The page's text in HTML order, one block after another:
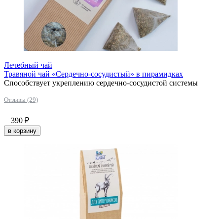
Лечебный чай
Травяной чай «Сердечно-сосудистый» в пирамидках
Способствует укреплению сердечно-сосудистой системы
Отзывы (29)
390 ₽
в корзину